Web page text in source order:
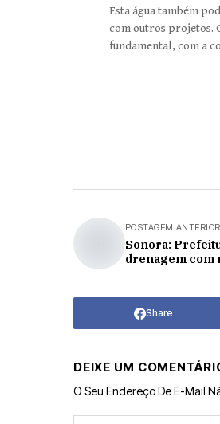
Esta água também
com outros projetos.
fundamental, com a
POSTAGEM ANTERIOR
Sonora:
drenagem
Share
DEIXE UM
O Seu Endereço De E-Mail